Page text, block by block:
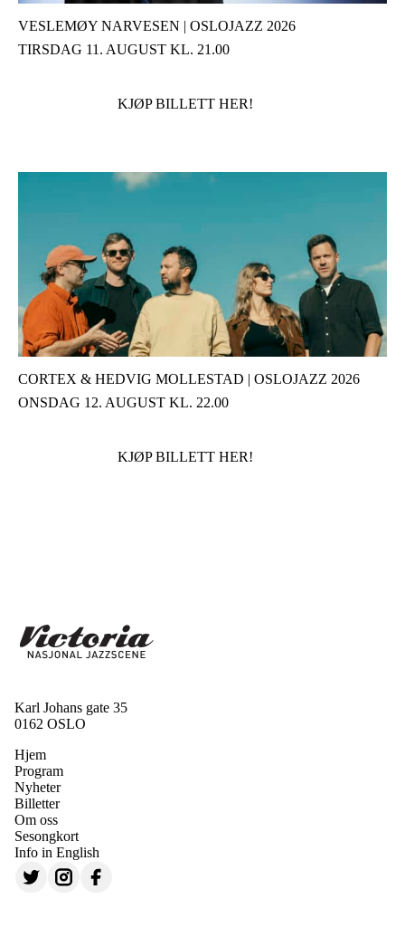
VESLEMØY NARVESEN | OSLOJAZZ 2026
TIRSDAG 11. AUGUST KL. 21.00
KJØP BILLETT HER!
CORTEX & HEDVIG MOLLESTAD | OSLOJAZZ 2026
ONSDAG 12. AUGUST KL. 22.00
KJØP BILLETT HER!
Karl Johans gate 35
0162 OSLO
Hjem
Program
Nyheter
Billetter
Om oss
Sesongkort
Info in English